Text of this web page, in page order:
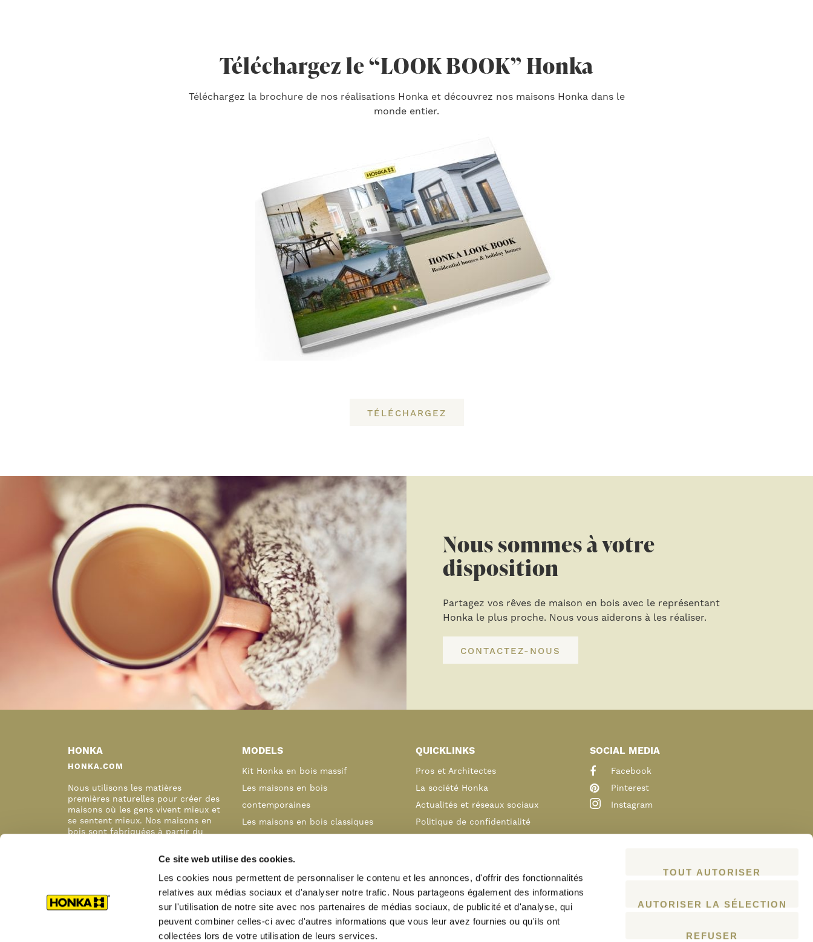
Ce site web utilise des cookies.
Les cookies nous permettent de personnaliser le contenu et les annonces, d'offrir des fonctionnalités
relatives aux médias sociaux et d'analyser notre trafic. Nous partageons également des informations
sur l'utilisation de notre site avec nos partenaires de médias sociaux, de publicité et d'analyse, qui
peuvent combiner celles-ci avec d'autres informations que vous leur avez fournies ou qu'ils ont
collectées lors de votre utilisation de leurs services.
TOUT AUTORISER
AUTORISER LA SÉLECTION
REFUSER
Téléchargez le “LOOK BOOK” Honka
Téléchargez la brochure de nos réalisations Honka et découvrez nos maisons Honka dans le
monde entier.
TÉLÉCHARGEZ
Nous sommes à votre
disposition
Partagez vos rêves de maison en bois avec le représentant
Honka le plus proche. Nous vous aiderons à les réaliser.
CONTACTEZ-NOUS
Sidebar MODELS
Kit Honka en bois massif
Les maisons en bois
contemporaines
Les maisons en bois classiques
Maisons sur mesures
Concrétisez votre rêve
Nos réalisations de maisons
individuelles
Pourquoi du bois massif
QUICKLINKS
Pros et Architectes
La société Honka
Actualités et réseaux sociaux
Politique de confidentialité
Nous contacter
SOCIAL MEDIA
Facebook
Pinterest
Instagram
HONKA
HONKA.COM
Nous utilisons les matières
premières naturelles pour créer des
maisons où les gens vivent mieux et
se sentent mieux. Nos maisons en
bois sont fabriquées à partir du
années de connaissances et